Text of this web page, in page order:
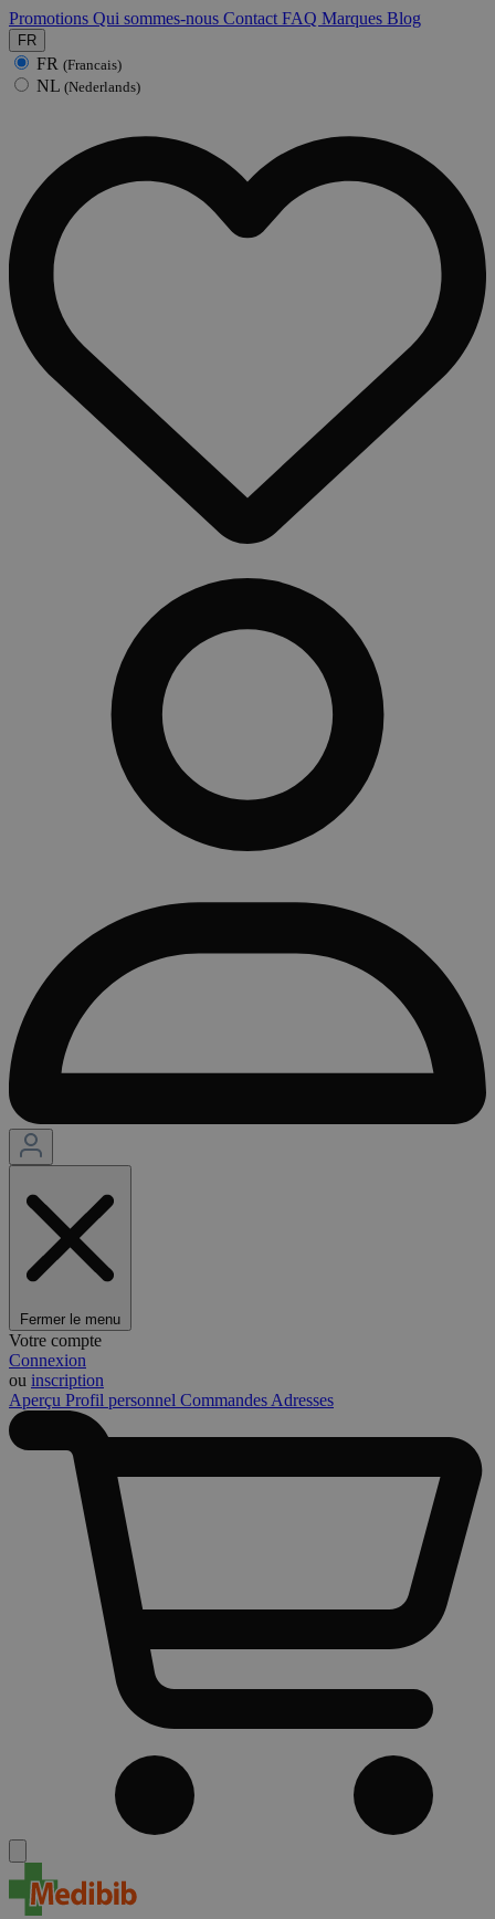
Promotions Qui sommes-nous Contact FAQ Marques Blog
FR
FR (Francais)
NL (Nederlands)
Fermer le menu
Votre compte
Connexion
ou inscription
Aperçu Profil personnel Commandes Adresses